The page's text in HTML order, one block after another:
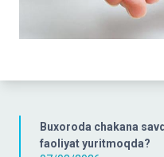
Buxoroda chakana
faoliyat yuritmoqda?